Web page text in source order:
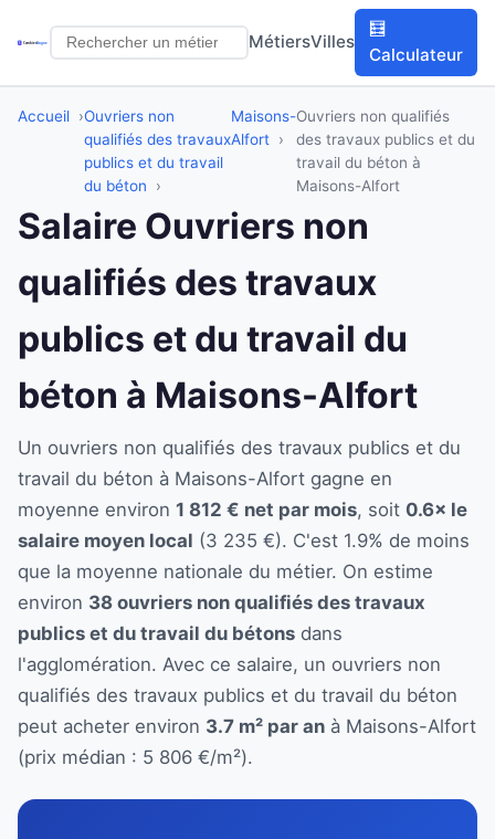
MétiersVilles
🧮
Calculateur
Accueil
Ouvriers non
qualifiés des travaux
publics et du travail
du béton
Maisons-
Alfort
Ouvriers non qualifiés
des travaux publics et du
travail du béton à
Maisons-Alfort
Salaire Ouvriers non
qualifiés des travaux
publics et du travail du
béton à Maisons-Alfort
Un ouvriers non qualifiés des travaux publics et du
travail du béton à Maisons-Alfort gagne en
moyenne environ 1 812 € net par mois, soit 0.6× le
salaire moyen local (3 235 €). C'est 1.9% de moins
que la moyenne nationale du métier. On estime
environ 38 ouvriers non qualifiés des travaux
publics et du travail du bétons dans
l'agglomération. Avec ce salaire, un ouvriers non
qualifiés des travaux publics et du travail du béton
peut acheter environ 3.7 m² par an à Maisons-Alfort
(prix médian : 5 806 €/m²).